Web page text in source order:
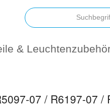
&
07 / R6197-07 /